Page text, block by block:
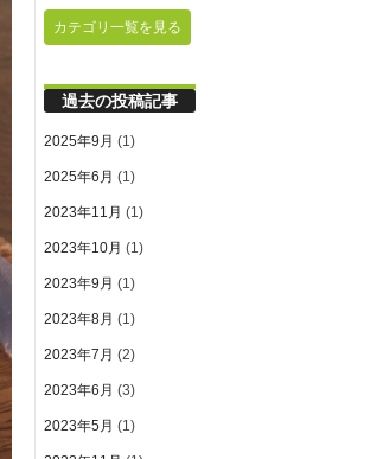
カテゴリ一覧を見る
過去の投稿記事
2025年9月 (1)
2025年6月 (1)
2023年11月 (1)
2023年10月 (1)
2023年9月 (1)
2023年8月 (1)
2023年7月 (2)
2023年6月 (3)
2023年5月 (1)